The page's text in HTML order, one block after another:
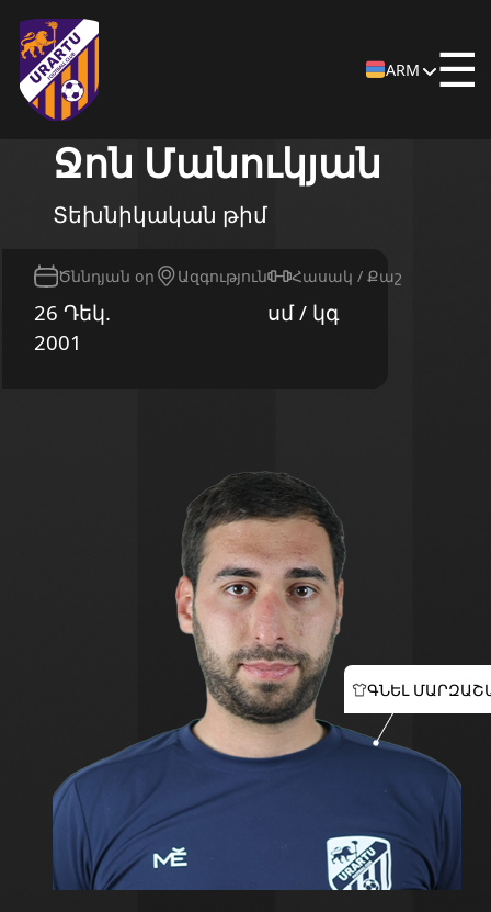
ARM ☰
Ջոն Մանուկյան
Տեխնիկական թիմ
Ծննդյան օր
26 Դեկ.
2001
Ազգություն Հասակ / Քաշ
սմ / կգ
ԳՆԵԼ